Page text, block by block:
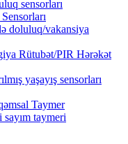
sensorları
doluluq/vakansiya
Rütubət/PIR Hərəkət
yaşayış sensorları
Taymer
taymeri